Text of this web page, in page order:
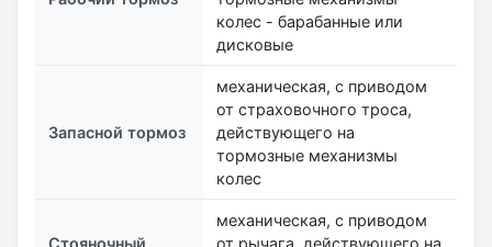
колес - барабанные или
дисковые
Запасной тормоз
механическая, с приводом
от страховочного троса,
действующего на
тормозные механизмы
колес
Стояночный
механическая, с приводом
от рычага, действующего на